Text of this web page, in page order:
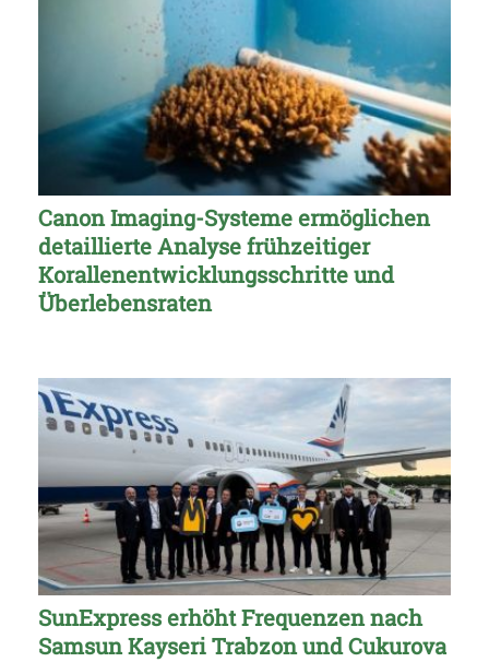
Canon Imaging-Systeme ermöglichen
detaillierte Analyse frühzeitiger
Korallenentwicklungsschritte und
Überlebensraten
SunExpress erhöht Frequenzen nach
Samsun Kayseri Trabzon und Cukurova